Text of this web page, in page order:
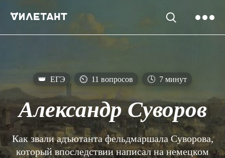
👑 ЕГЭ ⏲ 11 вопросов 🕓 7 минут
Александр Суворов
Как звали адъютанта фельдмаршала Суворова,
который впоследствии написал на немецком